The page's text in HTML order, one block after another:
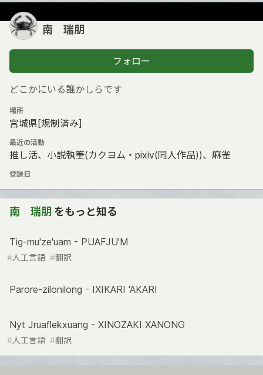
南 瑞朋
フォロー
どこかにいる誰かしらです
場所
宮城県[規制済み]
最近の活動
推し活、小説執筆(カクヨム・pixiv(同人作品))、麻雀
登録日
南 瑞朋 をもっと知る
Тig-mu'ze'uam - PUAFJU'M
#人工言語 #翻訳
Parore-zilonilong - IXIKARI 'AKARI
Nyt Jruaflekxuang - XINOZAKI XANONG
#人工言語 #翻訳